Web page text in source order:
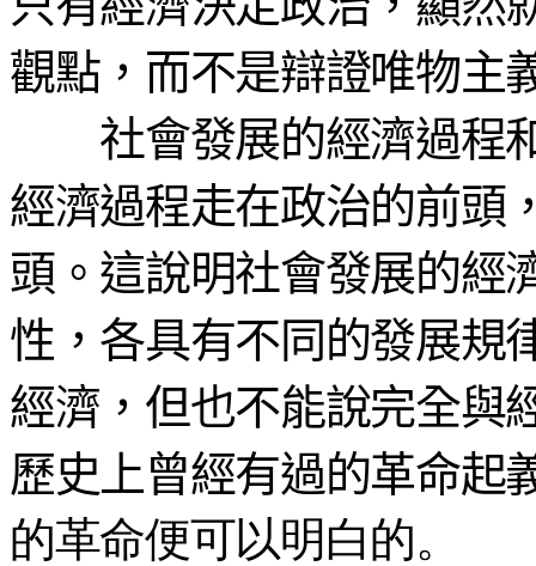
觀點，而不是辯證唯物主
社會發展的經濟過程和
經濟過程走在政治的前頭
頭。這說明社會發展的經
性，各具有不同的發展規
經濟，但也不能說完全與
歷史上曾經有過的革命起
的革命便可以明白的。